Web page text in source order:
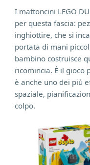
I mattoncini LEGO
per questa fascia:
inghiottire, che si
portata di mani
bambino costruisce
ricomincia. È il gioco
è anche uno dei più
spaziale,
colpo.